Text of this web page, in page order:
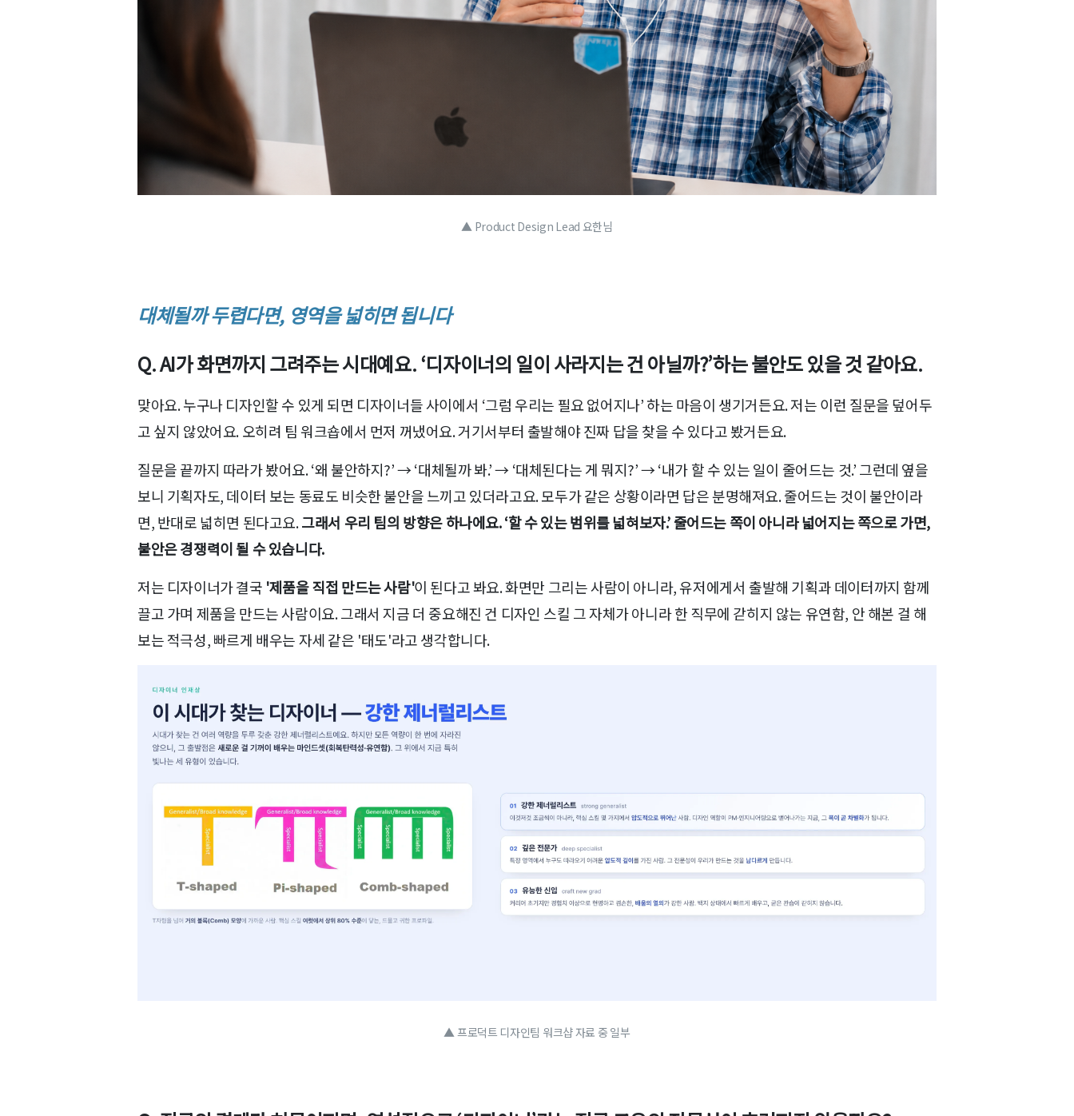
▲ Product Design Lead 요한님
대체될까 두렵다면, 영역을 넓히면 됩니다
Q. AI가 화면까지 그려주는 시대예요. ‘디자이너의 일이 사라지는 건 아닐까?’하는 불안도 있을 것 같아요.
맞아요. 누구나 디자인할 수 있게 되면 디자이너들 사이에서 ‘그럼 우리는 필요 없어지나’ 하는 마음이 생기거든요. 저는 이런 질문을 덮어두
고 싶지 않았어요. 오히려 팀 워크숍에서 먼저 꺼냈어요. 거기서부터 출발해야 진짜 답을 찾을 수 있다고 봤거든요.
질문을 끝까지 따라가 봤어요. ‘왜 불안하지?’ → ‘대체될까 봐.’ → ‘대체된다는 게 뭐지?’ → ‘내가 할 수 있는 일이 줄어드는 것.’ 그런데 옆을
보니 기획자도, 데이터 보는 동료도 비슷한 불안을 느끼고 있더라고요. 모두가 같은 상황이라면 답은 분명해져요. 줄어드는 것이 불안이라
면, 반대로 넓히면 된다고요.그래서 우리 팀의 방향은 하나에요. ‘할 수 있는 범위를 넓혀보자.’ 줄어드는 쪽이 아니라 넓어지는 쪽으로 가면,
불안은 경쟁력이 될 수 있습니다.
저는 디자이너가 결국 '제품을 직접 만드는 사람'이 된다고 봐요. 화면만 그리는 사람이 아니라, 유저에게서 출발해 기획과 데이터까지 함께
끌고 가며 제품을 만드는 사람이요. 그래서 지금 더 중요해진 건 디자인 스킬 그 자체가 아니라 한 직무에 갇히지 않는 유연함, 안 해본 걸 해
보는 적극성, 빠르게 배우는 자세 같은 '태도'라고 생각합니다.
▲ 프로덕트 디자인팀 워크샵 자료 중 일부